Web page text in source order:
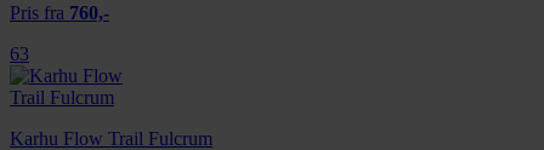
Pris fra 760,-
63
Karhu Flow Trail Fulcrum